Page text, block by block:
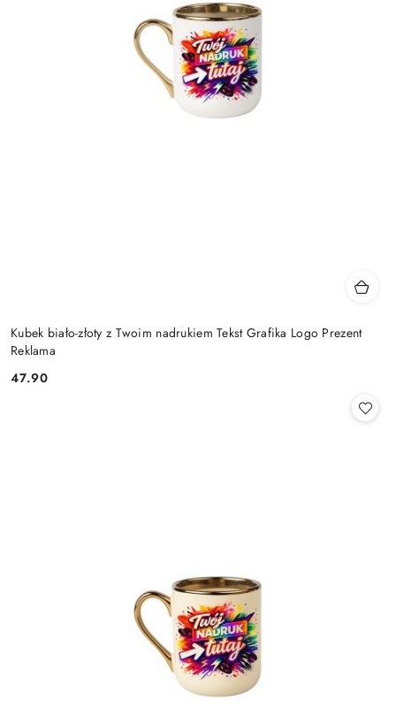
Kubek biało-złoty z Twoim nadrukiem Tekst Grafika Logo Prezent
Reklama
Cena:
47.90